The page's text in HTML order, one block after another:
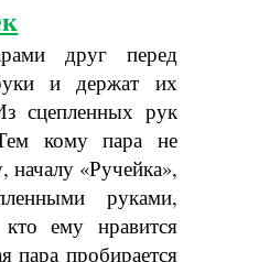
друг перед
и держат их
сцепленных рук
кому пара не
началу «Ручейка»,
руками,
ему нравится
пара пробирается